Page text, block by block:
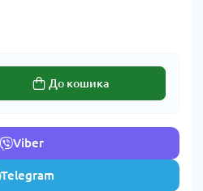
До кошика
Viber
Telegram